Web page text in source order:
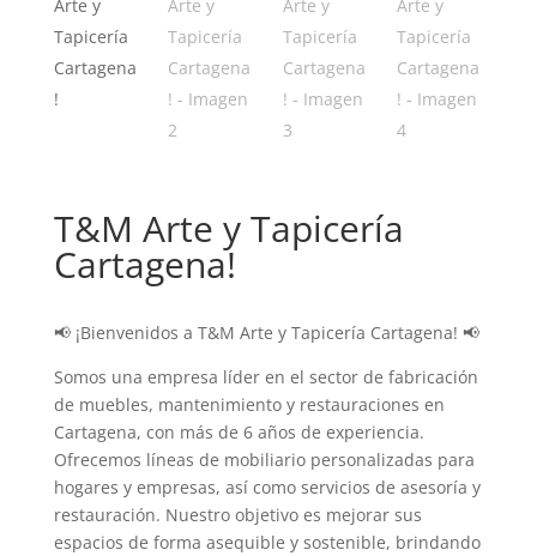
T&M Arte y Tapicería
Cartagena!
📢 ¡Bienvenidos a T&M Arte y Tapicería Cartagena! 📢
Somos una empresa líder en el sector de fabricación
de muebles, mantenimiento y restauraciones en
Cartagena, con más de 6 años de experiencia.
Ofrecemos líneas de mobiliario personalizadas para
hogares y empresas, así como servicios de asesoría y
restauración. Nuestro objetivo es mejorar sus
espacios de forma asequible y sostenible, brindando